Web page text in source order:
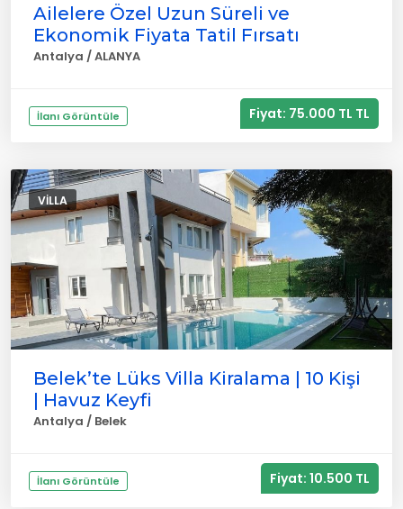
Ailelere Özel Uzun Süreli ve
Ekonomik Fiyata Tatil Fırsatı
Antalya / ALANYA
İlanı Görüntüle Fiyat: 75.000 TL TL
VILLA
Belek’te Lüks Villa Kiralama | 10 Kişi
| Havuz Keyfi
Antalya / Belek
İlanı Görüntüle Fiyat: 10.500 TL